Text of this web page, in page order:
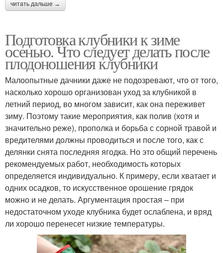
читать дальше →
Подготовка клубники к зиме
осенью. Что следует делать после
плодоношения клубники
Малоопытные дачники даже не подозревают, что от того,
насколько хорошо организован уход за клубникой в
летний период, во многом зависит, как она переживет
зиму. Поэтому такие мероприятия, как полив (хотя и
значительно реже), прополка и борьба с сорной травой и
вредителями должны проводиться и после того, как с
делянки снята последняя ягодка. Но это общий перечень
рекомендуемых работ, необходимость которых
определяется индивидуально. К примеру, если хватает и
одних осадков, то искусственное орошение грядок
можно и не делать. Аргументация простая – при
недостаточном уходе клубника будет ослаблена, и вряд
ли хорошо перенесет низкие температуры.